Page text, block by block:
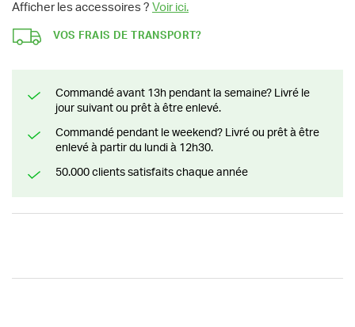
Afficher les accessoires ? Voir ici.
VOS FRAIS DE TRANSPORT?
Commandé avant 13h pendant la semaine? Livré le
jour suivant ou prêt à être enlevé.
Commandé pendant le weekend? Livré ou prêt à être
enlevé à partir du lundi à 12h30.
50.000 clients satisfaits chaque année